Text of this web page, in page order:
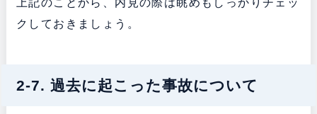
上記のことから、内見の際は眺めもしっかりチェッ
クしておきましょう。
2-7. 過去に起こった事故について